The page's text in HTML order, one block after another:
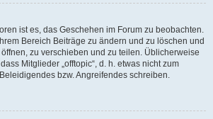
ist es, das Geschehen im Forum zu beobachten.
Bereich Beiträge zu ändern und zu löschen und
zu verschieben und zu teilen. Üblicherweise
Mitglieder „offtopic“, d. h. etwas nicht zum
bzw. Angreifendes schreiben.